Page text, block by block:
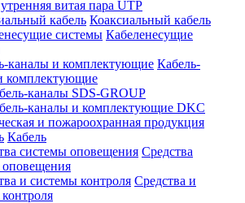
витая пара UTP
Коаксиальный кабель
Кабеленесущие
Кабель-
комплектующие
каналы SDS-GROUP
каналы и комплектующие DKC
и пожароохранная продукция
Кабель
Средства
Средства и